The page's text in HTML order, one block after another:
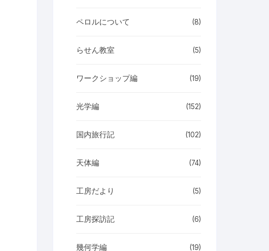
ペロルについて (8)
らせん教室 (5)
ワークショップ編 (19)
光学編 (152)
国内旅行記 (102)
天体編 (74)
工房だより (5)
工房探訪記 (6)
幾何学編 (19)